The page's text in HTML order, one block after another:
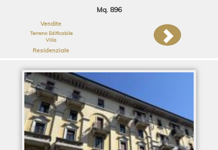
Mq. 896
Vendite
Terreno Edificabile
Villa
Residenziale